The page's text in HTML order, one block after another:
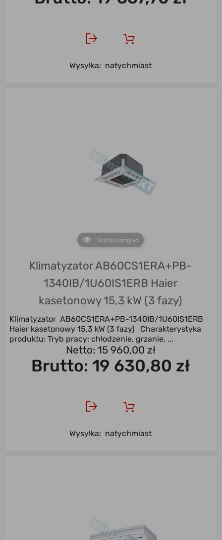
Wysyłka: natychmiast
Szybki podgląd
Klimatyzator AB60CS1ERA+PB-
1340IB/1U60IS1ERB Haier
kasetonowy 15,3 kW (3 fazy)
Klimatyzator AB60CS1ERA+PB-1340IB/1U60IS1ERB
Haier kasetonowy 15,3 kW (3 fazy) Charakterystyka
produktu: Tryb pracy: chłodzenie, grzanie, ...
Netto: 15 960,00 zł
Brutto:19 630,80 zł
Wysyłka: natychmiast